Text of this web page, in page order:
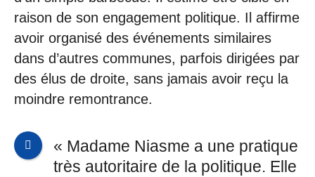
raison de son engagement politique. Il affirme
avoir organisé des événements similaires
dans d’autres communes, parfois dirigées par
des élus de droite, sans jamais avoir reçu la
moindre remontrance.
« Madame Niasme a une pratique
très autoritaire de la politique. Elle